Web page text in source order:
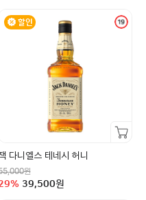
할인
다니엘스 테네시 허니
원
율
%
구매금액
39,500원